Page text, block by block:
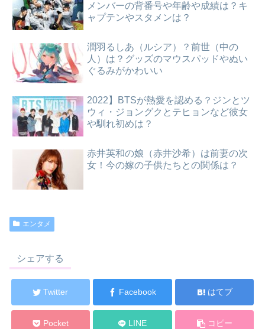
メンバーの背番号や年齢や成績は？キ
ャプテンやスタメンは？
潤羽るしあ（ルシア）？前世（中の
人）は？グッズのマウスパッドやぬい
ぐるみがかわいい
2022】BTSが熱愛を認める？ジンとツ
ウィ・ジョングクとテヒョンなど彼女
や馴れ初めは？
赤井英和の娘（赤井沙希）は前妻の次
女！今の嫁の子供たちとの関係は？
エンタメ
シェアする
Twitter Facebook はてブ
Pocket LINE コピー